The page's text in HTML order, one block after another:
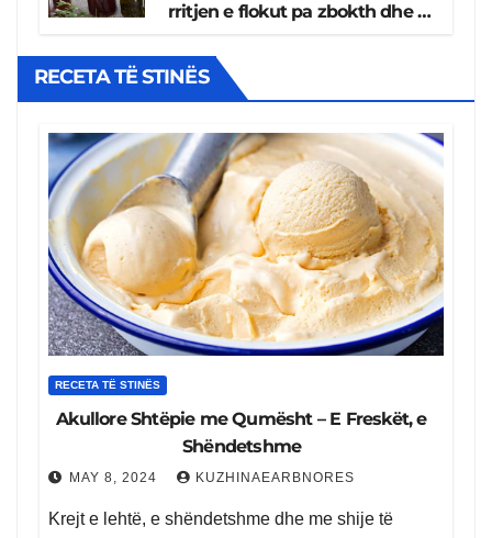
rritjen e flokut pa zbokth dhe të
RECETA TË STINËS
RECETA TË STINËS
Akullore Shtëpie me Qumësht – E Freskët, e
Shëndetshme
MAY 8, 2024 KUZHINAEARBNORES
Krejt e lehtë, e shëndetshme dhe me shije të